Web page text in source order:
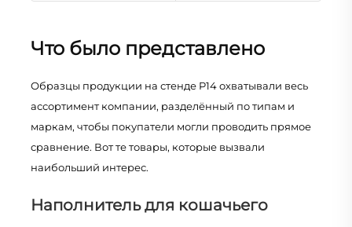
Что было представлено
Образцы продукции на стенде P14 охватывали весь
ассортимент компании, разделённый по типам и
маркам, чтобы покупатели могли проводить прямое
сравнение. Вот те товары, которые вызвали
наибольший интерес.
Наполнитель для кошачьего